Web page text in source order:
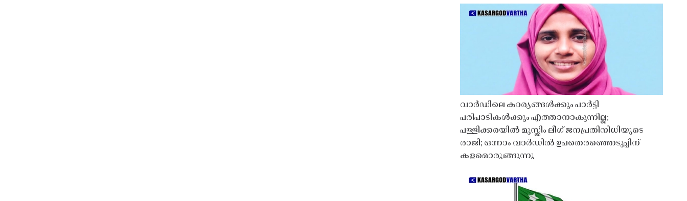
വാർഡിലെ കാര്യങ്ങൾക്കും പാർട്ടി
പരിപാടികൾക്കും എത്താനാകുന്നില്ല;
പള്ളിക്കരയിൽ മുസ്ലിം ലീഗ് ജനപ്രതിനിധിയുടെ
രാജി; ഒന്നാം വാർഡിൽ ഉപതെരഞ്ഞെടുപ്പിന്
കളമൊരുങ്ങുന്നു